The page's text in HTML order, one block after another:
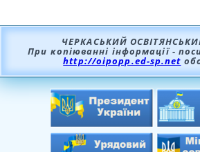
ЧЕРКАСЬКИЙ
При копіюванні інформації -
http://oipopp.ed-sp.net